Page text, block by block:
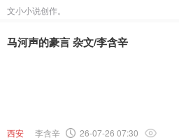
文小小说创作。
马河声的豪言 杂文/李含辛
西安 李含辛 26-07-26 07:30